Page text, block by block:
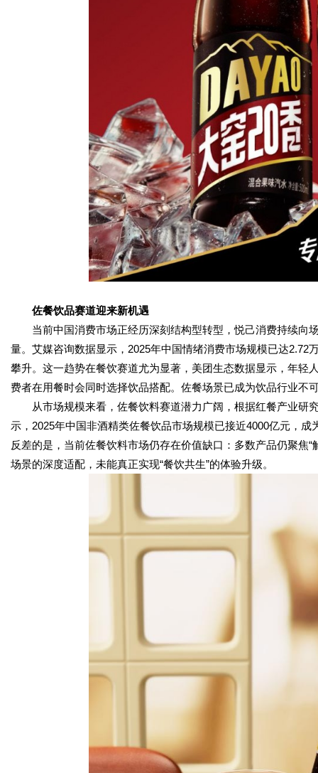
佐餐饮品赛道迎来新机遇
当前中国消费市场正经历深刻结构型转型，悦己消费持续向
量。艾媒咨询数据显示，2025年中国情绪消费市场规模已达
攀升。这一趋势在餐饮赛道尤为显著，美团生态数据显示，年轻
费者在用餐时会同时选择饮品搭配。佐餐场景已成为饮品行业不
从市场规模来看，佐餐饮料赛道潜力广阔，根据红餐产业研
示，2025年中国非酒精类佐餐饮品市场规模已接近4000亿元，
反差的是，当前佐餐饮料市场仍存在价值缺口：多数产品仍聚焦
场景的深度适配，未能真正实现“餐饮共生”的体验升级。